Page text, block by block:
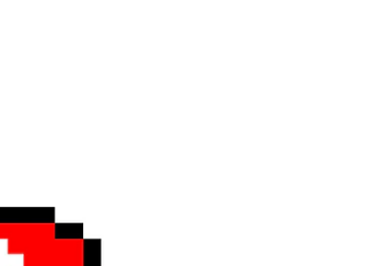
Ver detalles